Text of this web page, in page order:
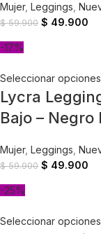
Mujer, Leggings
$59.900 $ 49.900
-17%
Seleccionar opciones
Lycra
Bajo – Negro
Mujer, Leggings
$59.900 $ 49.900
-25%
Seleccionar opciones